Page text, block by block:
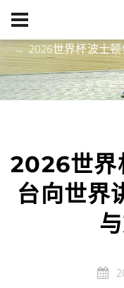
2026世界杯波士
2026世界
台向世界